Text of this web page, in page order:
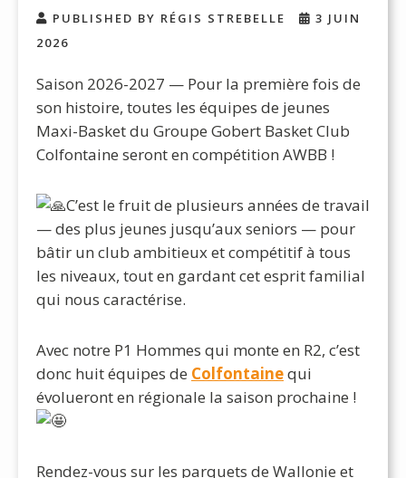
PUBLISHED BY RÉGIS STREBELLE
3 JUIN
2026
Saison 2026-2027 — Pour la première fois de
son histoire, toutes les équipes de jeunes
Maxi-Basket du Groupe Gobert Basket Club
Colfontaine seront en compétition AWBB !
C’est le fruit de plusieurs années de travail
— des plus jeunes jusqu’aux seniors — pour
bâtir un club ambitieux et compétitif à tous
les niveaux, tout en gardant cet esprit familial
qui nous caractérise.
Avec notre P1 Hommes qui monte en R2, c’est
donc huit équipes de Colfontainequi
évolueront en régionale la saison prochaine !
Rendez-vous sur les parquets de Wallonie et